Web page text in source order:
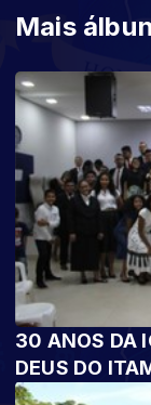
Mais
30 ANOS DA
DEUS DO